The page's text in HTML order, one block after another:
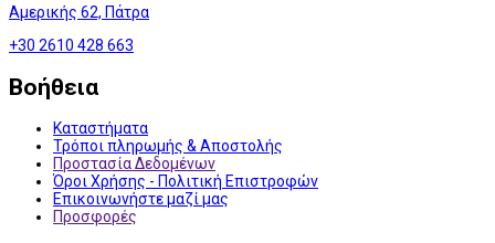
Αμερικής 62, Πάτρα
+30 2610 428 663
Βοήθεια
Καταστήματα
Τρόποι πληρωμής & Αποστολής
Προστασία Δεδομένων
Όροι Χρήσης - Πολιτική Επιστροφών
Επικοινωνήστε μαζί μας
Προσφορές